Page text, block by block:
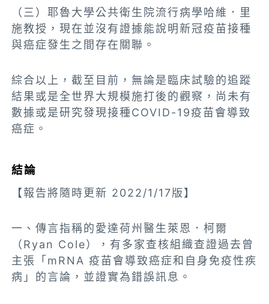
（三）耶魯大學公共衛生院流行病學哈維．里
施教授，現在並沒有證據能說明新冠疫苗接種
與癌症發生之間存在關聯。
綜合以上，截至目前，無論是臨床試驗的追蹤
結果或是全世界大規模施打後的觀察，尚未有
數據或是研究發現接種COVID-19疫苗會導致
癌症。
結論
【報告將隨時更新 2022/1/17版】
一、傳言指稱的愛達荷州醫生萊恩．柯爾
（Ryan Cole），有多家查核組織查證過去曾
主張「mRNA 疫苗會導致癌症和自身免疫性疾
病」的言論，並證實為錯誤訊息。